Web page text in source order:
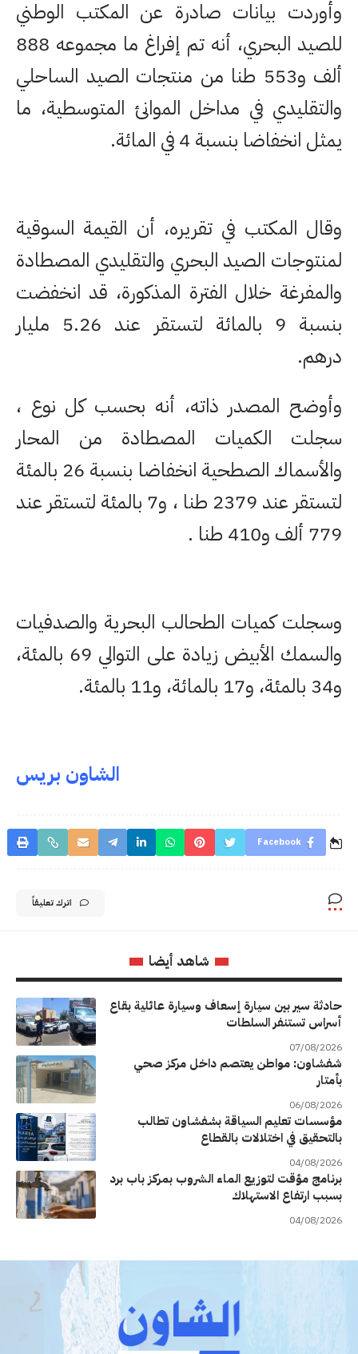
وأوردت بيانات صادرة عن المكتب الوطني
للصيد البحري، أنه تم إفراغ ما مجموعه 888
ألف و553 طنا من منتجات الصيد الساحلي
والتقليدي في مداخل الموانئ المتوسطية، ما
يمثل انخفاضا بنسبة 4 في المائة.
وقال المكتب في تقريره، أن القيمة السوقية
لمنتوجات الصيد البحري والتقليدي المصطادة
والمفرغة خلال الفترة المذكورة، قد انخفضت
بنسبة 9 بالمائة لتستقر عند 5.26 مليار
درهم.
وأوضح المصدر ذاته، أنه بحسب كل نوع ،
سجلت الكميات المصطادة من المحار
والأسماك الصطحية انخفاضا بنسبة 26 بالمئة
لتستقر عند 2379 طنا ، و7 بالمئة لتستقر عند
779 ألف و410 طنا .
وسجلت كميات الطحالب البحرية والصدفيات
والسمك الأبيض زيادة على التوالي 69 بالمئة،
و34 بالمئة، و17 بالمائة، و11 بالمئة.
الشاون بريس
Facebook
اترك تعليقاً
شاهد أيضا
حادثة سير بين سيارة إسعاف وسيارة عائلية بقاع
أسراس تستنفر السلطات
07/08/2026
شفشاون: مواطن يعتصم داخل مركز صحي
بأمتار
06/08/2026
مؤسسات تعليم السياقة بشفشاون تطالب
بالتحقيق في اختلالات بالقطاع
04/08/2026
برنامج مؤقت لتوزيع الماء الشروب بمركز باب برد
بسبب ارتفاع الاستهلاك
04/08/2026